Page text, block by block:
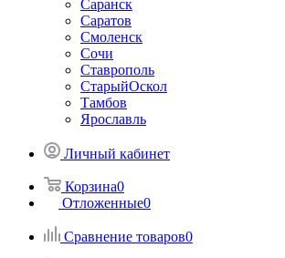
Саранск
Саратов
Смоленск
Сочи
Ставрополь
СтарыйОскол
Тамбов
Ярославль
Личный кабинет
Корзина0
Отложенные0
Сравнение товаров0